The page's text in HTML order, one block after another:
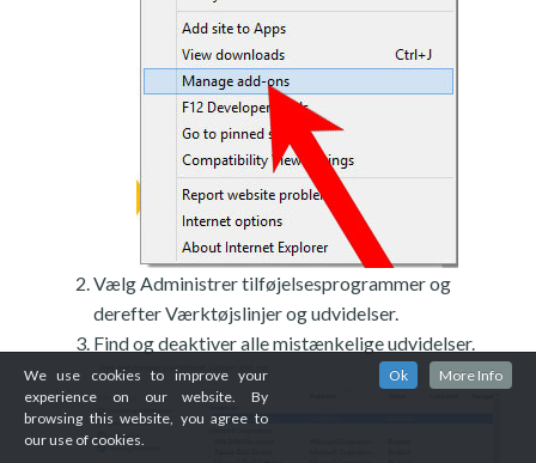
Vælg Administrer tilføjelsesprogrammer og
derefter Værktøjslinjer og udvidelser.
Find og deaktiver alle mistænkelige udvidelser.
We use cookies to improve your
experience on our website. By
browsing this website, you agree to
our use of cookies.
Ok More Info